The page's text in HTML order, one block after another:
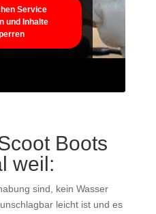
Service
und Inhalte
Boots
weil:
sind, kein Wasser
leicht ist und es